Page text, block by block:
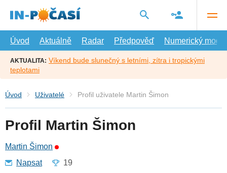
hlavní
Úvod
Aktuálně Radar Předpověď Numerický model
AKTUALITA: Víkend bude slunečný s letními, zítra i tropickými
teplotami
Úvod Uživatelé Profil uživatele Martin Šimon
Profil Martin Šimon
Martin Šimon
Napsat
19